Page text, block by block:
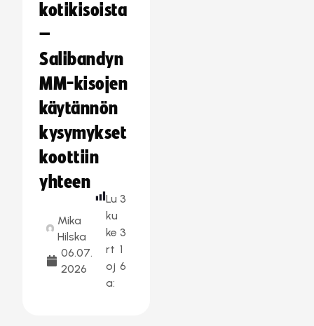
kotikisoista
–
Salibandyn
MM-kisojen
käytännön
kysymykset
koottiin
yhteen
Mika
Hilska
06.07.
2026
Lu
ku
ke
rt
oj
a:
3
3
1
6